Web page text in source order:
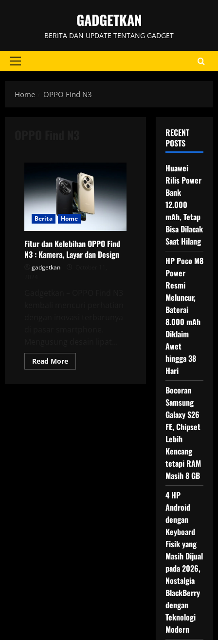
GADGETKAN
BERITA DAN UPDATE TENTANG GADGET
Primary
Home
OPPO Find N3
Berita Home
Fitur dan Kelebihan OPPO Find
N3 : Kamera, Layar dan Design
gadgetkan
Read MoreRead
more
RECENT
POSTS
Huawei
Rilis Power
Bank
12.000
mAh, Tetap
Bisa Dilacak
Saat Hilang
HP Poco M8
Power
Resmi
Meluncur,
Baterai
8.000 mAh
Diklaim
Awet
hingga 38
Hari
Bocoran
Samsung
Galaxy S26
FE, Chipset
Lebih
Kencang
tetapi RAM
Masih 8 GB
4 HP
Android
dengan
Keyboard
Fisik yang
Masih Dijual
pada 2026,
Nostalgia
BlackBerry
dengan
Teknologi
Modern